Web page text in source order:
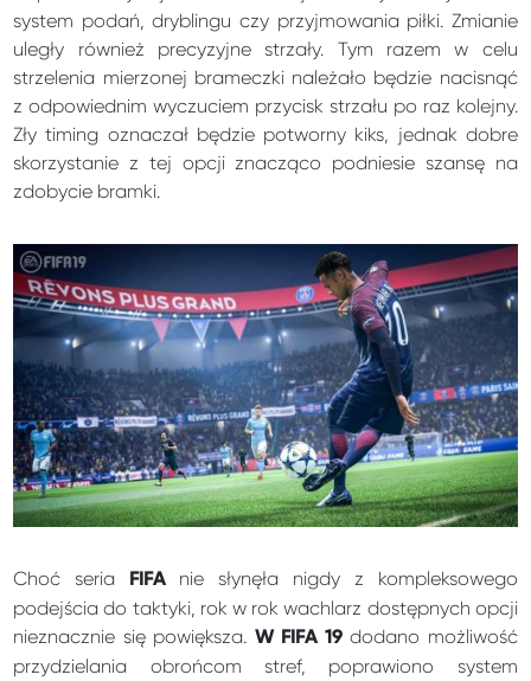
system podań, dryblingu czy przyjmowania piłki. Zmianie
uległy również precyzyjne strzały. Tym razem w celu
strzelenia mierzonej brameczki należało będzie nacisnąć
z odpowiednim wyczuciem przycisk strzału po raz kolejny.
Zły timing oznaczał będzie potworny kiks, jednak dobre
skorzystanie z tej opcji znacząco podniesie szansę na
zdobycie bramki.
Choć seria FIFAnie słynęła nigdy z kompleksowego
podejścia do taktyki, rok w rok wachlarz dostępnych opcji
nieznacznie się powiększa. W FIFA 19dodano możliwość
przydzielania obrońcom stref, poprawiono system